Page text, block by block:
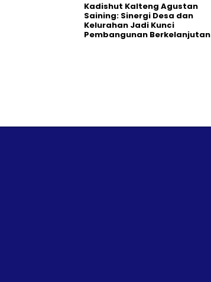
Kadishut Kalteng Agustan
Saining: Sinergi Desa dan
Kelurahan Jadi Kunci
Pembangunan Berkelanjutan